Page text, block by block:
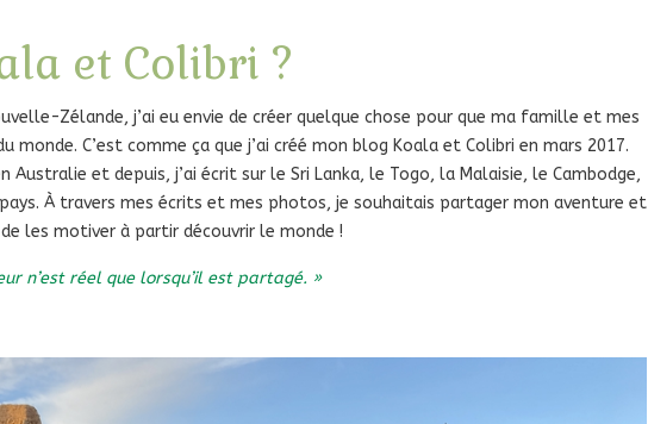
et Colibri ?
Zélande, j’ai eu envie de créer quelque chose pour que ma famille et mes
C’est comme ça que j’ai créé mon blog Koala et Colibri en mars 2017.
Australie et depuis, j’ai écrit sur le Sri Lanka, le Togo, la Malaisie, le Cambodge,
À travers mes écrits et mes photos, je souhaitais partager mon aventure et
de les motiver à partir découvrir le monde !
n’est réel que lorsqu’il est partagé. »